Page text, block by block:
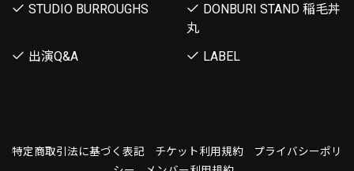
STUDIO BURROUGHS
DONBURI STAND 稲毛丼
丸
出演Q&A
LABEL
特定商取引法に基づく表記 チケット利用規約
プライバシーポリ